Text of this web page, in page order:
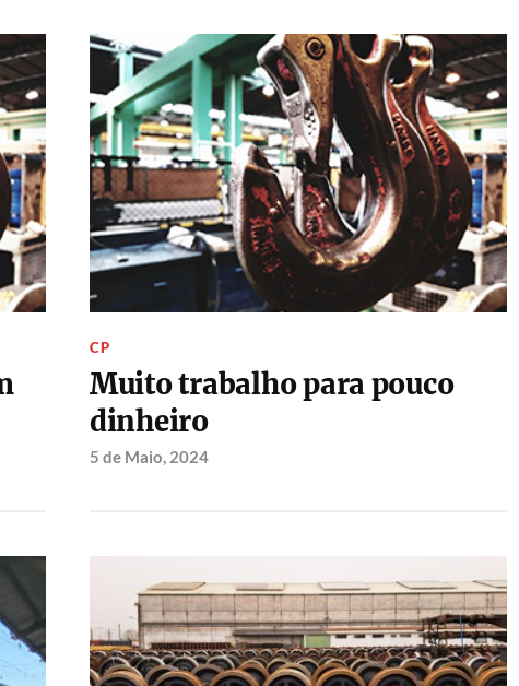
CP
Muito trabalho para pouco
dinheiro
5 de Maio, 2024